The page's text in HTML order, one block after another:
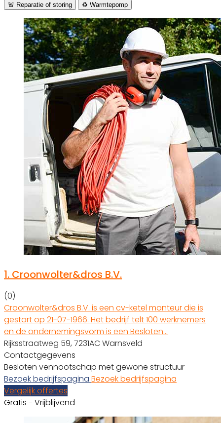
🚨 Reparatie of storing
♻️ Warmtepomp
1. Croonwolter&dros B.V.
(0)
Croonwolter&dros B.V. is een cv-ketel monteur die is
gestart op 21-07-1966. Het bedrijf telt 100 werknemers
en de ondernemingsvorm is een Besloten…
Rijksstraatweg 59, 7231AC Warnsveld
Contactgegevens
Besloten vennootschap met gewone structuur
Bezoek bedrijfspagina Bezoek bedrijfspagina
Vergelijk offertes
Gratis - Vrijblijvend